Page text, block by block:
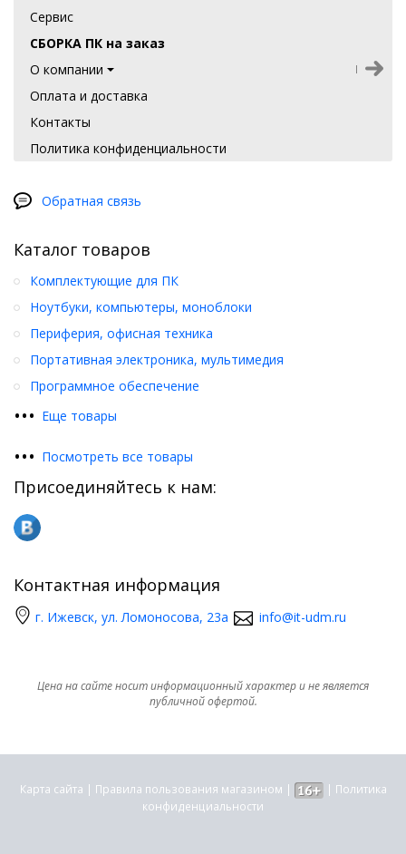
Сервис
СБОРКА ПК на заказ
О компании
Оплата и доставка
Контакты
Политика конфиденциальности
Обратная связь
Каталог товаров
••• Еще товары
Комплектующие для ПК
Ноутбуки, компьютеры, моноблоки
Периферия, офисная техника
Портативная электроника, мультимедия
Программное обеспечение
••• Посмотреть все товары
Присоединяйтесь к нам:
Контактная информация
г. Ижевск, ул. Ломоносова, 23а info@it-udm.ru
Цена на сайте носит информационный характер и не является
публичной офертой.
Карта сайта | Правила пользования магазином | | Политика
конфиденциальности